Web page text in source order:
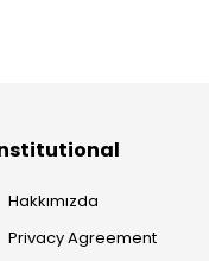
Hakkımızda
Privacy Agreement